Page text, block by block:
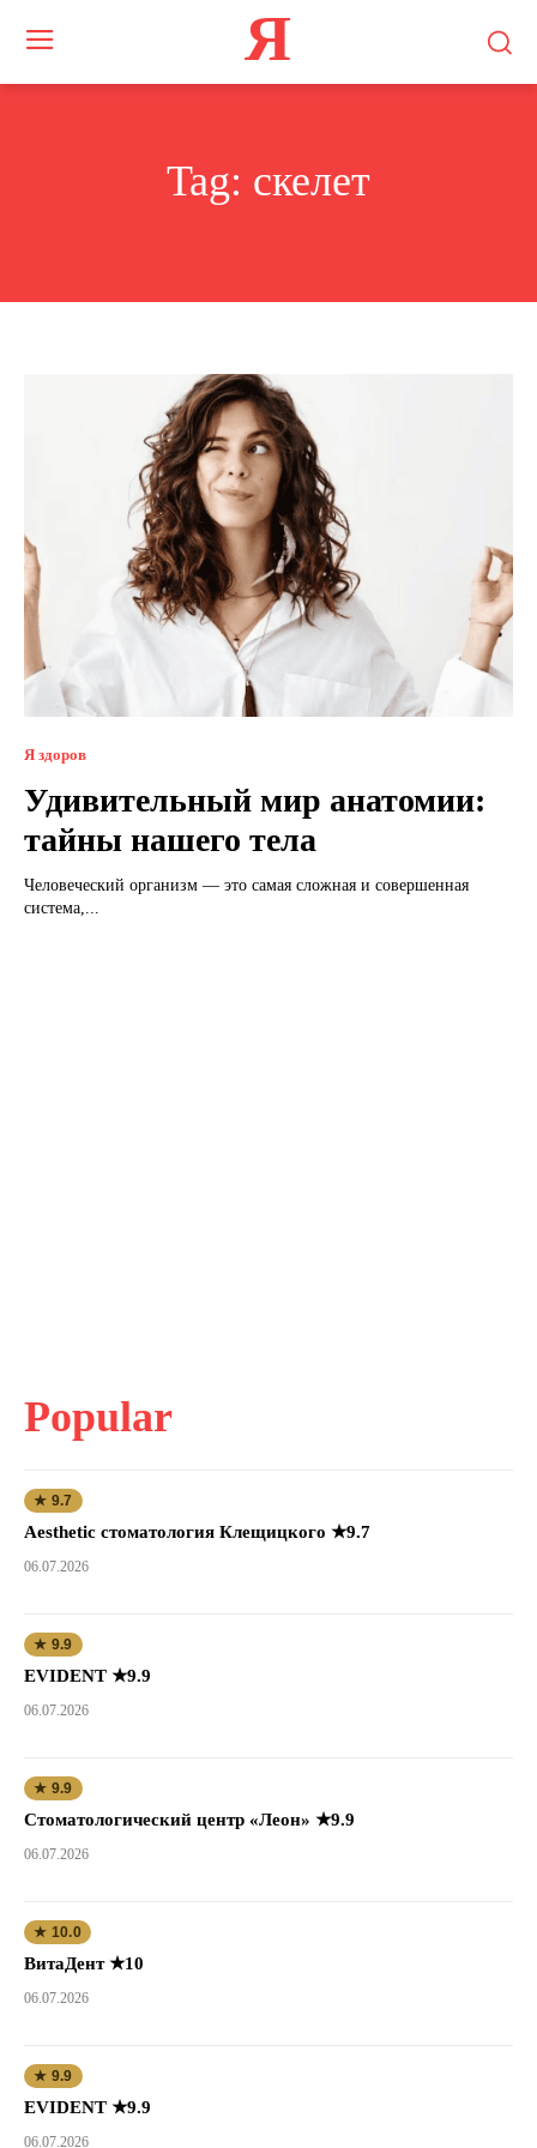
Я
Tag: скелет
Я здоров
Удивительный мир анатомии:
тайны нашего тела
Человеческий организм — это самая сложная и совершенная
система,...
Popular
★ 9.7
Aesthetic стоматология Клещицкого ★9.7
06.07.2026
★ 9.9
EVIDENT ★9.9
06.07.2026
★ 9.9
Стоматологический центр «Леон» ★9.9
06.07.2026
★ 10.0
ВитаДент ★10
06.07.2026
★ 9.9
EVIDENT ★9.9
06.07.2026